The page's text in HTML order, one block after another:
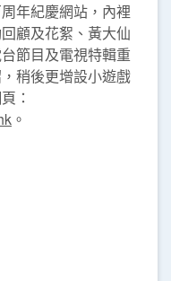
年紀慶網站，內裡
顧及花絮、黃大仙
節目及電視特輯重
稍後更增設小遊戲
：
。